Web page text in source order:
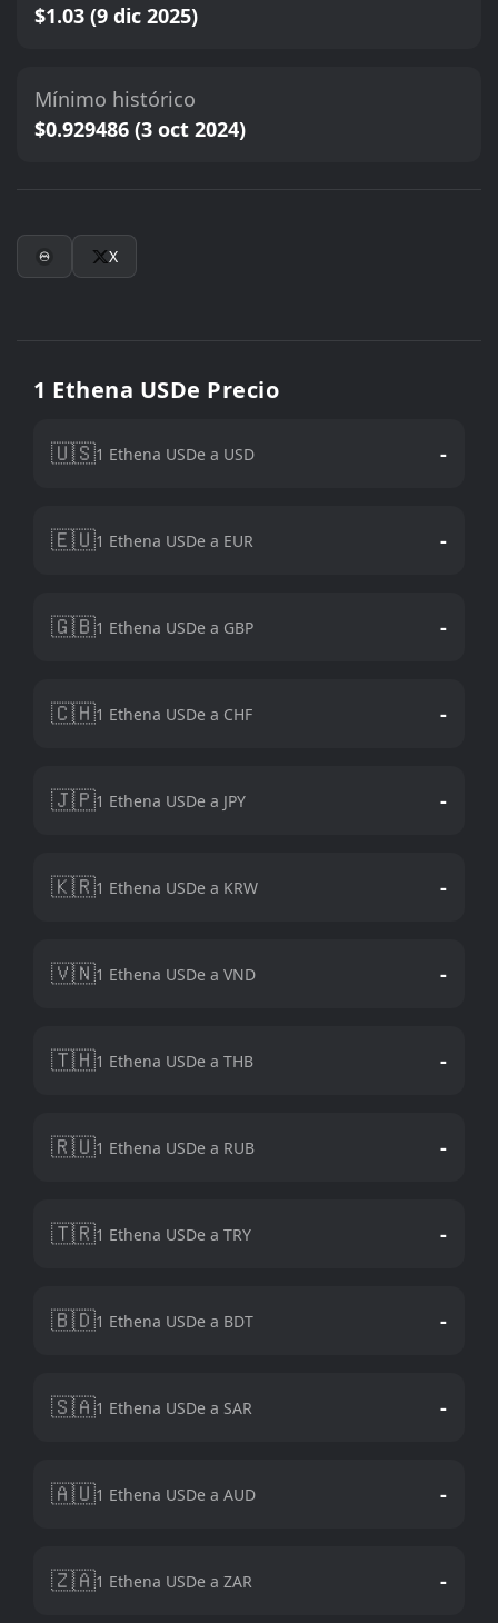
$1.03 (9 dic 2025)
Mínimo histórico
$0.929486 (3 oct 2024)
X
1 Ethena USDe Precio
🇺🇸1 Ethena USDe a USD -
🇪🇺1 Ethena USDe a EUR -
🇬🇧1 Ethena USDe a GBP -
🇨🇭1 Ethena USDe a CHF -
🇯🇵1 Ethena USDe a JPY -
🇰🇷1 Ethena USDe a KRW -
🇻🇳1 Ethena USDe a VND -
🇹🇭1 Ethena USDe a THB -
🇷🇺1 Ethena USDe a RUB -
🇹🇷1 Ethena USDe a TRY -
🇧🇩1 Ethena USDe a BDT -
🇸🇦1 Ethena USDe a SAR -
🇦🇺1 Ethena USDe a AUD -
🇿🇦1 Ethena USDe a ZAR -